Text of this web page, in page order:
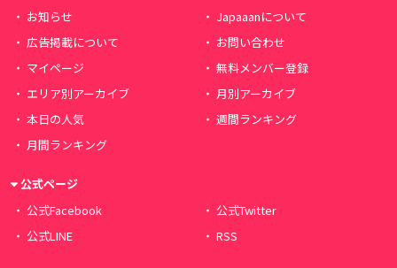
お知らせ
Japaaanについて
広告掲載について
お問い合わせ
マイページ
無料メンバー登録
エリア別アーカイブ
月別アーカイブ
本日の人気
週間ランキング
月間ランキング
公式ページ
公式Facebook
公式Twitter
公式LINE
RSS